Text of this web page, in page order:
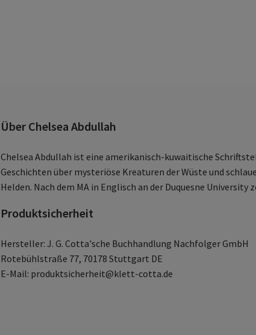
Über Chelsea Abdullah
Chelsea Abdullah ist eine amerikanisch-kuwaitische
Geschichten über mysteriöse Kreaturen der Wüste und
Helden. Nach dem MA in Englisch an der Duquesne University
Produktsicherheit
Hersteller: J. G. Cotta'sche Buchhandlung Nachfolger GmbH
Rotebühlstraße 77, 70178 Stuttgart DE
E-Mail: produktsicherheit@klett-cotta.de